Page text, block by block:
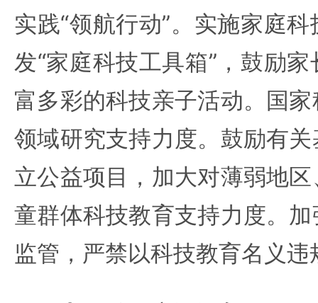
实践“领航行动”。实施家庭
发“家庭科技工具箱”，鼓励
富多彩的科技亲子活动。国
领域研究支持力度。鼓励有
立公益项目，加大对薄弱地
童群体科技教育支持力度。
监管，严禁以科技教育名义